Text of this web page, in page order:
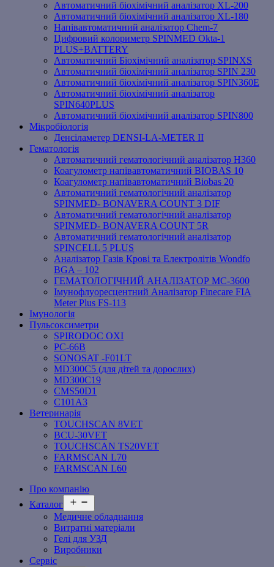
Автоматичний біохімічний аналізатор XL-200
Автоматичний біохімічний аналізатор XL-180
Напівавтоматичний аналізатор Chem-7
Цифровий колориметр SPINMED Okta-1
PLUS+BATTERY
Автоматичний Біохімічний аналізатор SPINXS
Автоматичний біохімічний аналізатор SPIN 230
Автоматичний біохімічний аналізатор SPIN360E
Автоматичний біохімічний аналізатор
SPIN640PLUS
Автоматичний біохімічний аналізатор SPIN800
Мікробіологія
Денсіламетер DENSI-LA-METER ІІ
Гематологія
Автоматичний гематологічний аналізатор Н360
Коагулометр напівавтоматичний BIOBAS 10
Коагулометр напівавтоматичний Biobas 20
Автоматичний гематологічний аналізатор
SPINMED- BONAVERA COUNT 3 DIF
Автоматичний гематологічний аналізатор
SPINMED- BONAVERA COUNT 5R
Автоматичний гематологічний аналізатор
SPINCELL 5 PLUS
Аналізатор Газів Крові та Електролітів Wondfo
BGA – 102
ГЕМАТОЛОГІЧНИЙ АНАЛІЗАТОР MC-3600
Імунофлуоресцентний Аналізатор Finecare FIA
Meter Plus FS-113
Імунологія
Пульсоксиметри
SPIRODOC OXI
PC-66B
SONOSAT -F01LT
MD300C5 (для дітей та дорослих)
MD300C19
СMS50D1
С101A3
Ветеринарія
TOUCHSCAN 8VET
BCU-30VET
TOUCHSCAN TS20VET
FARMSCAN L70
FARMSCAN L60
Про компанію
Каталог
меню
Медичне обладнання
Витратні матеріали
Гелі для УЗД
Виробники
Сервіс